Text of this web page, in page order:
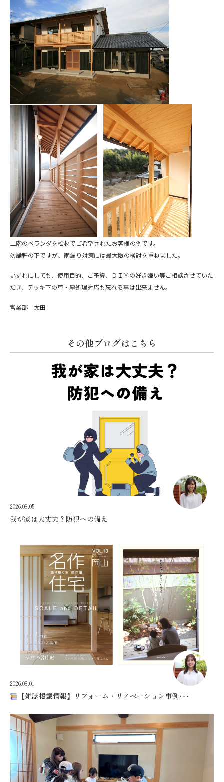
二階のベランダを桧材でご希望されたお客様の例です。
勿論軒の下ですが、雨漏り対策には最大限の検討を重ねました。
いずれにしても、使用目的、ご予算、ＤＩＹの好き嫌い等ご相談させていた
だき、デッキ下の草・塵処理対応も忘れる事は出来ません。
営業部 太田
その他ブログはこちら
2026.08.05
我が家は大丈夫？防犯への備え
2026.08.01
【雑誌掲載情報】リフォーム・リノベーション事例･･･